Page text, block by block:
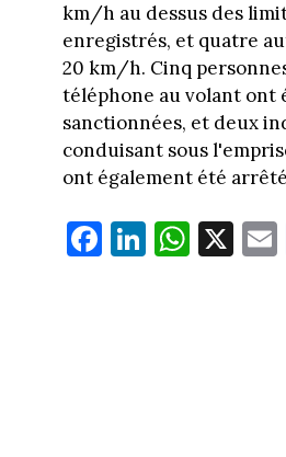
km/h au dessus des
enregistrés, et quatre
20 km/h. Cinq
téléphone au volant ont
sanctionnées, et deux
conduisant sous
ont également été
Fa
ce
Li
nk
W
ha
X